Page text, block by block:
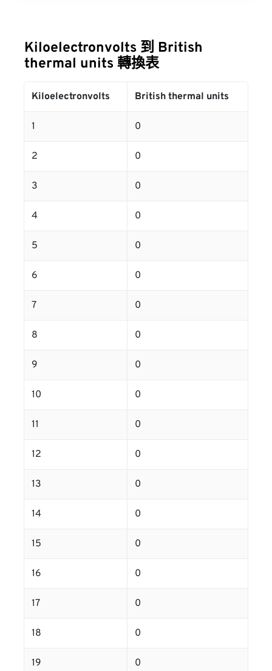
Kiloelectronvolts 到 British
thermal units 轉換表
Kiloelectronvolts British thermal units
1 0
2 0
3 0
4 0
5 0
6 0
7 0
8 0
9 0
10 0
11 0
12 0
13 0
14 0
15 0
16 0
17 0
18 0
19 0